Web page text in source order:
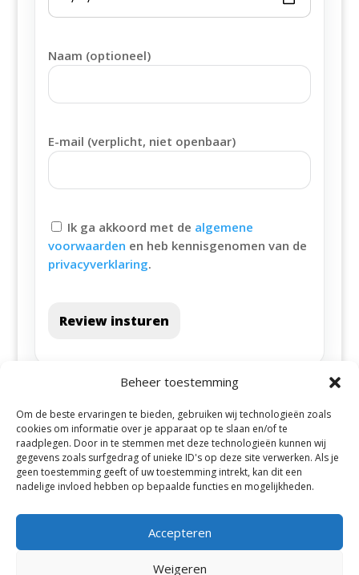
Beheer toestemming
Om de beste ervaringen te bieden, gebruiken wij technologieën zoals
cookies om informatie over je apparaat op te slaan en/of te
raadplegen. Door in te stemmen met deze technologieën kunnen wij
gegevens zoals surfgedrag of unieke ID's op deze site verwerken. Als je
geen toestemming geeft of uw toestemming intrekt, kan dit een
nadelige invloed hebben op bepaalde functies en mogelijkheden.
Accepteren
Weigeren
Naam (optioneel)
E-mail (verplicht, niet openbaar)
Ik ga akkoord met de algemene
voorwaarden en heb kennisgenomen van de
privacyverklaring.
Review insturen
Alle steden